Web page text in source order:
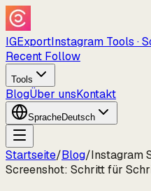
IGExportInstagram Tools ·
Recent Follow
Tools
BlogÜber unsKontakt
SpracheDeutsch
Startseite/Blog/Instagram
Screenshot: Schritt für